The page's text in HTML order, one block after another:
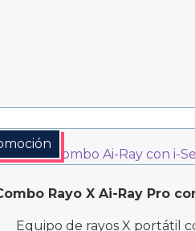
Rayo X Ai-Ray Pro
Equipo de rayos X portátil